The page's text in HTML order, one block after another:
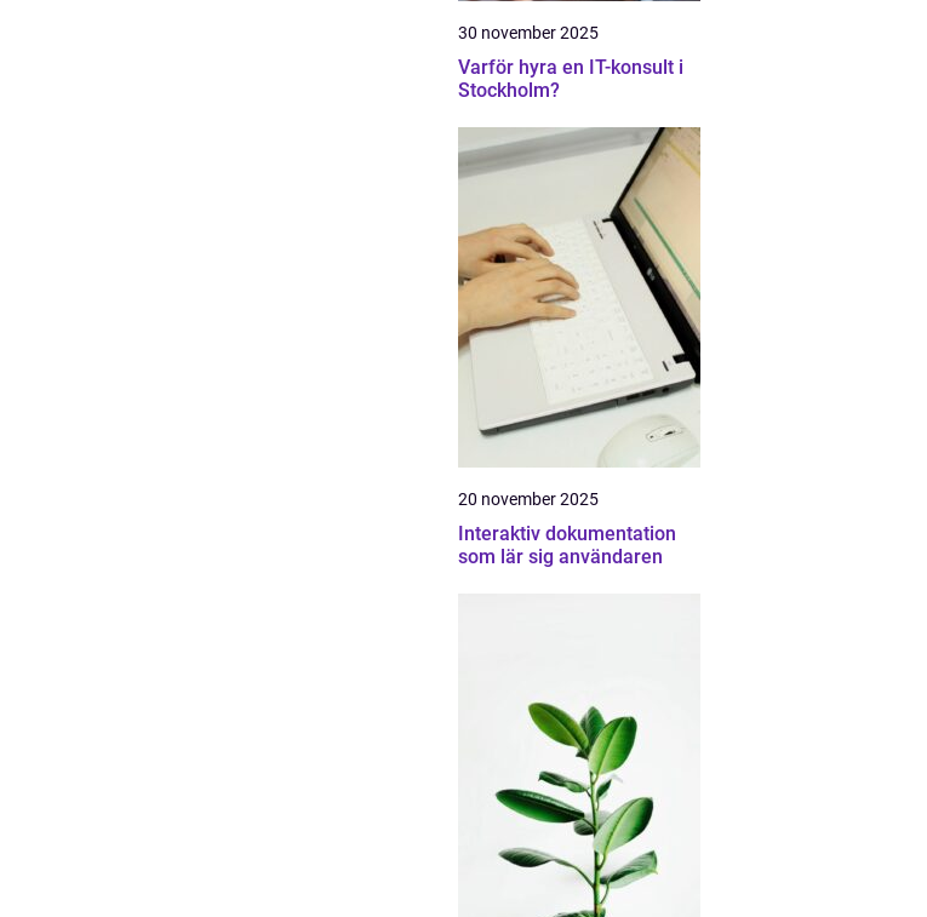
30 november 2025
Varför hyra en IT-konsult i
Stockholm?
20 november 2025
Interaktiv dokumentation
som lär sig användaren